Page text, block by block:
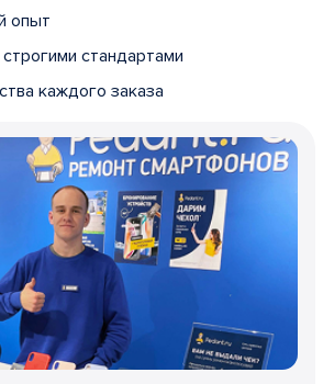
опыт
стандартами
каждого заказа